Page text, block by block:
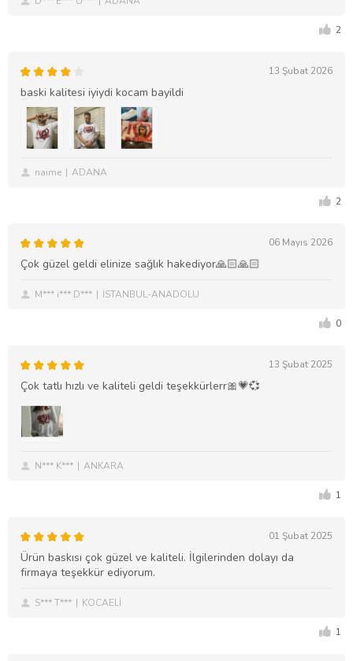
2
13 Şubat 2026
baski kalitesi iyiydi kocam bayildi
naime ADANA
2
06 Mayıs 2026
Çok güzel geldi elinize sağlık hakediyor🙏🏻🙏🏻
M*** i*** D*** İSTANBUL-ANADOLU
0
13 Şubat 2025
Çok tatlı hızlı ve kaliteli geldi teşekkürlerr🎀💗💞
N*** K*** ANKARA
1
01 Şubat 2025
Ürün baskısı çok güzel ve kaliteli. İlgilerinden dolayı da
firmaya teşekkür ediyorum.
S*** T*** KOCAELİ
1